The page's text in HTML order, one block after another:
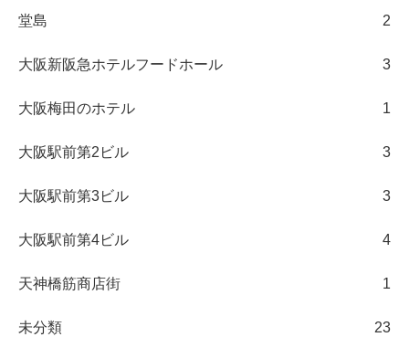
堂島 2
大阪新阪急ホテルフードホール 3
大阪梅田のホテル 1
大阪駅前第2ビル 3
大阪駅前第3ビル 3
大阪駅前第4ビル 4
天神橋筋商店街 1
未分類 23